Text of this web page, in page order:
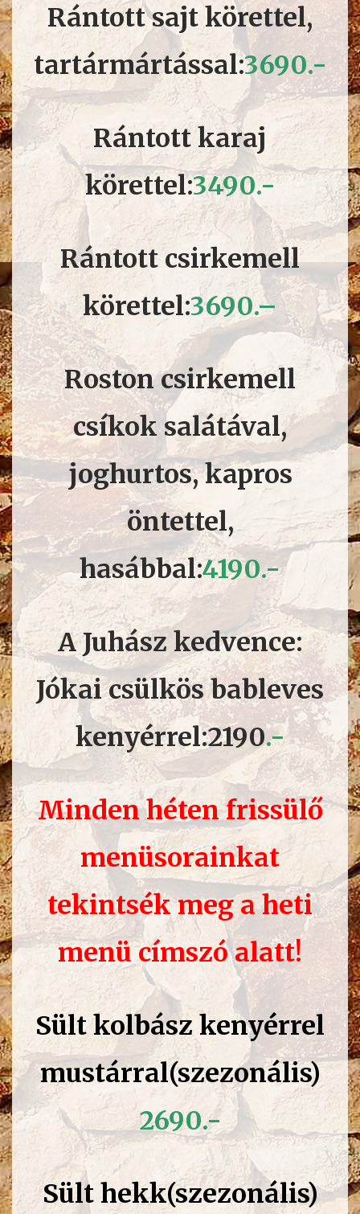
Rántott sajt körettel,
tartármártással:3690.-
Rántott karaj
körettel:3490.-
Rántott csirkemell
körettel:3690.–
Roston csirkemell
csíkok salátával,
joghurtos, kapros
öntettel,
hasábbal:4190.-
A Juhász kedvence:
Jókai csülkös bableves
kenyérrel:2190.-
Minden héten frissülő
menüsorainkat
tekintsék meg a heti
menü címszó alatt!
Sült kolbász kenyérrel
mustárral(szezonális)
2690.-
Sült hekk(szezonális)